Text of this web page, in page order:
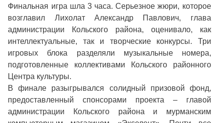
Финальная игра шла 3 часа. Серьезное жюри, которое
возглавил Лихолат Александр Павлович, глава
администрации Кольского района, оценивало, как
интеллектуальные, так и творческие конкурсы. Три
игровых блока разделяли музыкальные номера,
подготовленные коллективами Кольского районного
Центра культуры.
В финале разыгрывался солидный призовой фонд,
предоставленный спонсорами проекта – главой
администрации Кольского района и мурманским